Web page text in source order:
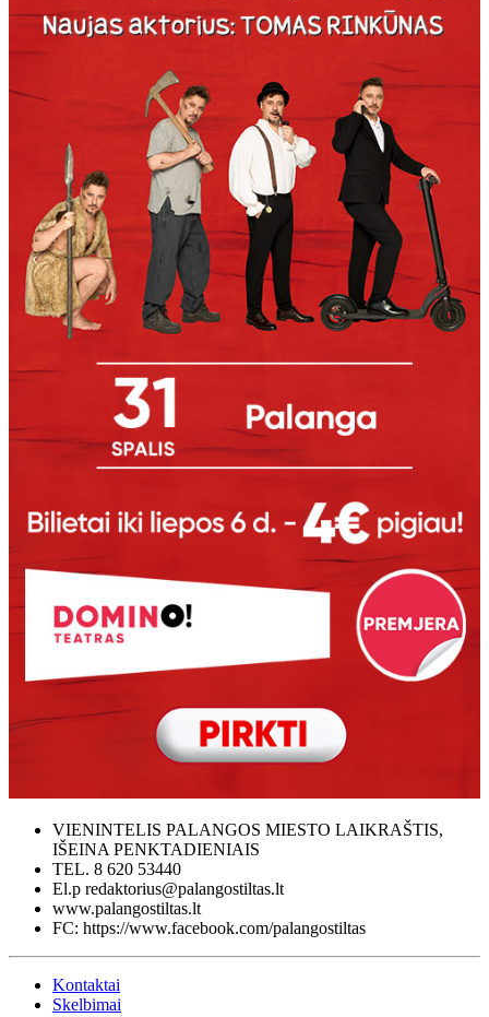
VIENINTELIS PALANGOS MIESTO LAIKRAŠTIS,
IŠEINA PENKTADIENIAIS
TEL. 8 620 53440
El.p redaktorius@palangostiltas.lt
www.palangostiltas.lt
FC: https://www.facebook.com/palangostiltas
Kontaktai
Skelbimai